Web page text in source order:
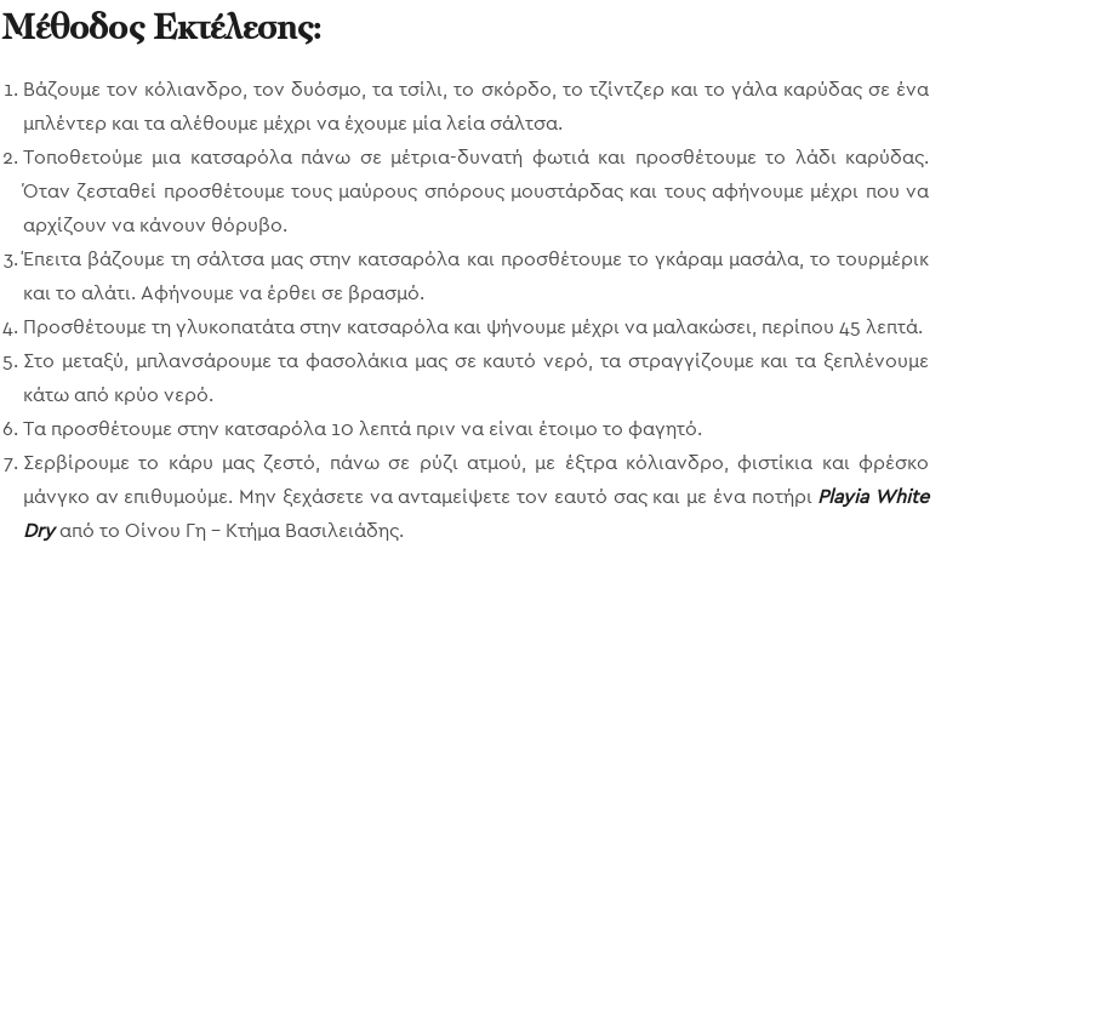
Μέθοδος Εκτέλεσης:
Βάζουμε τον κόλιανδρο, τον δυόσμο, τα τσίλι, το σκόρδο, το τζίντζερ και το γάλα καρύδας σε ένα
μπλέντερ και τα αλέθουμε μέχρι να έχουμε μία λεία σάλτσα.
Τοποθετούμε μια κατσαρόλα πάνω σε μέτρια-δυνατή φωτιά και προσθέτουμε το λάδι καρύδας.
Όταν ζεσταθεί προσθέτουμε τους μαύρους σπόρους μουστάρδας και τους αφήνουμε μέχρι που να
αρχίζουν να κάνουν θόρυβο.
Έπειτα βάζουμε τη σάλτσα μας στην κατσαρόλα και προσθέτουμε το γκάραμ μασάλα, το τουρμέρικ
και το αλάτι. Αφήνουμε να έρθει σε βρασμό.
Προσθέτουμε τη γλυκοπατάτα στην κατσαρόλα και ψήνουμε μέχρι να μαλακώσει, περίπου 45 λεπτά.
Στο μεταξύ, μπλανσάρουμε τα φασολάκια μας σε καυτό νερό, τα στραγγίζουμε και τα ξεπλένουμε
κάτω από κρύο νερό.
Τα προσθέτουμε στην κατσαρόλα 10 λεπτά πριν να είναι έτοιμο το φαγητό.
Σερβίρουμε το κάρυ μας ζεστό, πάνω σε ρύζι ατμού, με έξτρα κόλιανδρο, φιστίκια και φρέσκο
μάνγκο αν επιθυμούμε. Μην ξεχάσετε να ανταμείψετε τον εαυτό σας και με ένα ποτήρι Playia White
Dryαπό το Οίνου Γη – Κτήμα Βασιλειάδης.